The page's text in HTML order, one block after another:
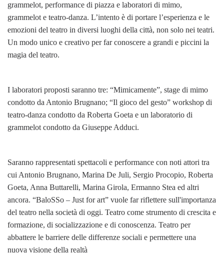
grammelot, performance di piazza e laboratori di mimo,
grammelot e teatro-danza. L’intento è di portare l’esperienza e le
emozioni del teatro in diversi luoghi della città, non solo nei teatri.
Un modo unico e creativo per far conoscere a grandi e piccini la
magia del teatro.
I laboratori proposti saranno tre: “Mimicamente”, stage di mimo
condotto da Antonio Brugnano; “Il gioco del gesto” workshop di
teatro-danza condotto da Roberta Goeta e un laboratorio di
grammelot condotto da Giuseppe Adduci.
Saranno rappresentati spettacoli e performance con noti attori tra
cui Antonio Brugnano, Marina De Juli, Sergio Procopio, Roberta
Goeta, Anna Buttarelli, Marina Girola, Ermanno Stea ed altri
ancora. “BaloSSo – Just for art” vuole far riflettere sull'importanza
del teatro nella società di oggi. Teatro come strumento di crescita e
formazione, di socializzazione e di conoscenza. Teatro per
abbattere le barriere delle differenze sociali e permettere una
nuova visione della realtà